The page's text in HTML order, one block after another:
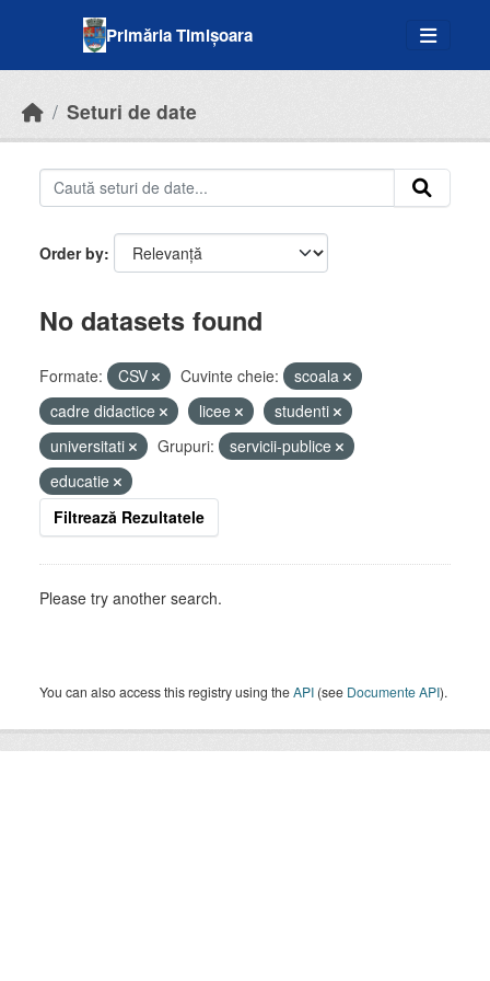
Primăria Timișoara
Seturi de date
Order by
No datasets found
Formate: CSV Cuvinte cheie:
scoala
cadre didactice
licee
studenti
universitati
Grupuri:
servicii-publice
educatie
Filtrează Rezultatele
Please try another search.
You can also access this registry using theAPI (see Documente API).